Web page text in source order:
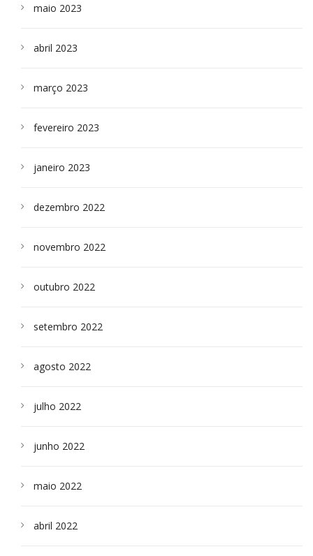
maio 2023
abril 2023
março 2023
fevereiro 2023
janeiro 2023
dezembro 2022
novembro 2022
outubro 2022
setembro 2022
agosto 2022
julho 2022
junho 2022
maio 2022
abril 2022